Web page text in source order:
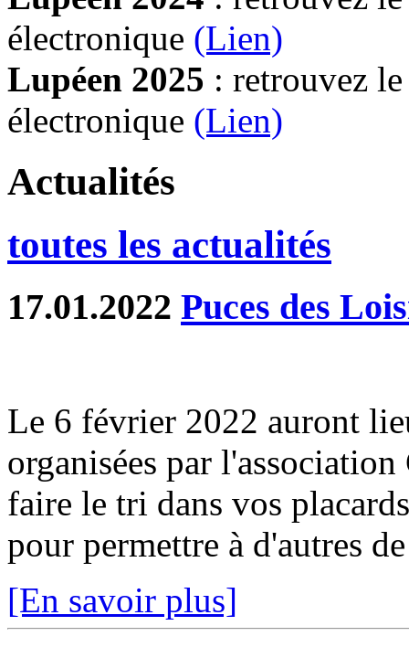
électronique (Lien)
Lupéen 2025 : retrouvez
électronique (Lien)
Actualités
toutes les actualités
17.01.2022 Puces des
Le 6 février 2022 auront
organisées par
faire le tri dans vos
pour permettre à d'autres
[En savoir plus]